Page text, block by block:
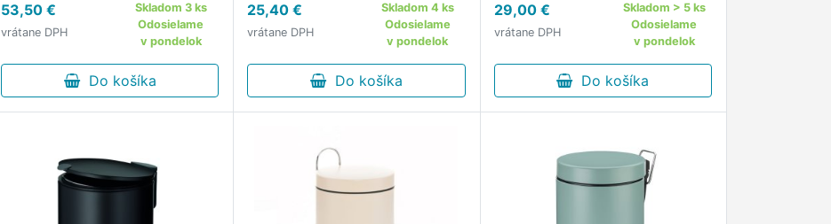
úpravou Pedálový kôš KELA
Davino 6 l vo farbe biela je
ideálnou voľbou do kúpeľne,
WC alebo menších …
53,50 €
vrátane DPH
Skladom 3 ks
Odosielame
v pondelok
Do košíka
farebným prevedením
Kozmetický pedálový kôš KELA
Mats 3 lv červenej matnej farbe
je moderným a praktickým …
25,40 €
vrátane DPH
Skladom 4 ks
Odosielame
v pondelok
Do košíka
nerezovým vzhľadom
Kozmetický pedálový kôš KELA
Mats 3 lv nerezovej matnej
úprave je štýlovým a
praktickým …
29,00 €
vrátane DPH
Skladom > 5 ks
Odosielame
v pondelok
Do košíka